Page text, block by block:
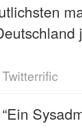
Twitterrific